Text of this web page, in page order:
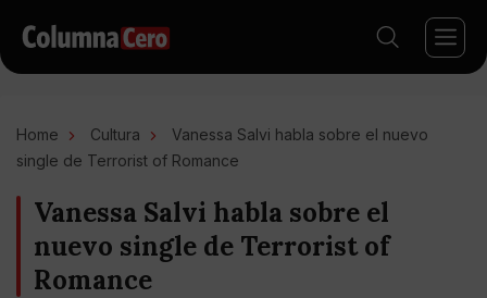
Home Cultura
Vanessa Salvi habla sobre el nuevo
single de Terrorist of Romance
Vanessa Salvi habla sobre el
nuevo single de Terrorist of
Romance